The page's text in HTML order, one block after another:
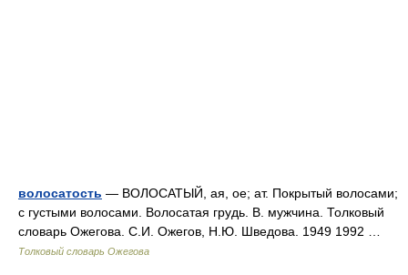
волосатость — ВОЛОСАТЫЙ, ая, ое; ат. Покрытый волосами;
с густыми волосами. Волосатая грудь. В. мужчина. Толковый
словарь Ожегова. С.И. Ожегов, Н.Ю. Шведова. 1949 1992 …
Толковый словарь Ожегова